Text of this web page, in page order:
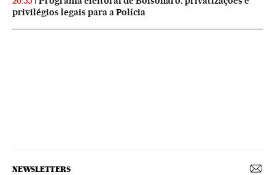
privilégios legais para a Polícia
NEWSLETTERS